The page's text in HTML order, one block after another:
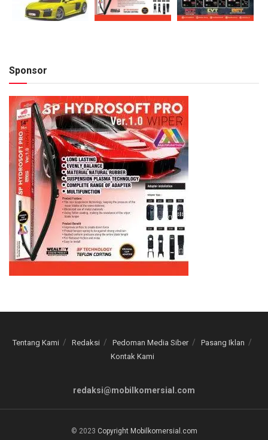
Sponsor
Tentang Kami Redaksi Pedoman Media Siber
Pasang Iklan
Kontak Kami
redaksi@mobilkomersial.com
© 2023 Copyright Mobilkomersial.com